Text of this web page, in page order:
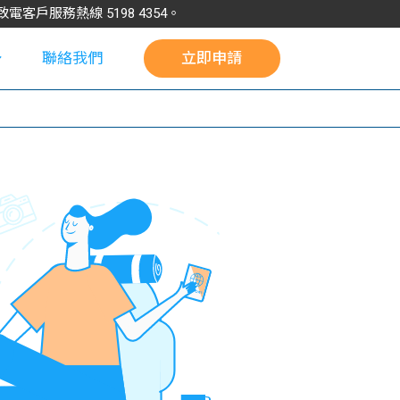
電客戶服務熱線 5198 4354。
聯絡我們 立即申請